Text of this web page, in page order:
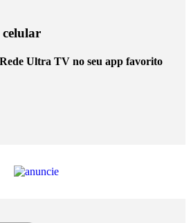
celular
Ultra TV no seu app favorito